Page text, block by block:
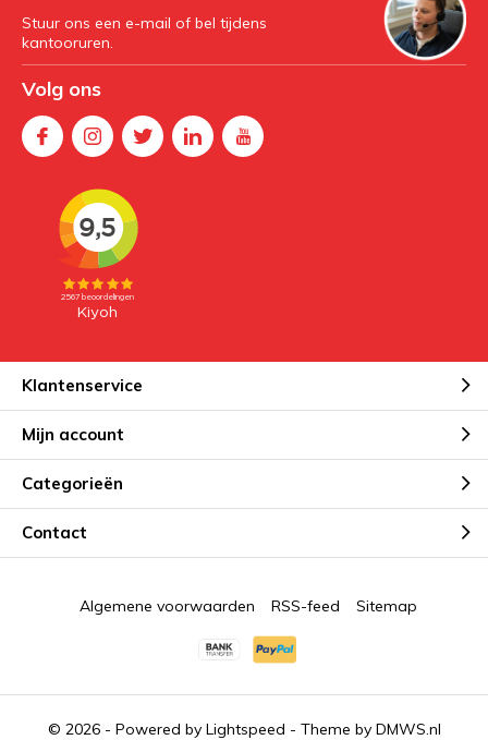
Stuur ons een e-mail of bel tijdens
kantooruren.
Volg ons
Klantenservice
Mijn account
Categorieën
Contact
© 2026 - Powered by Lightspeed - Theme by DMWS.nl
Algemene voorwaarden RSS-feed Sitemap